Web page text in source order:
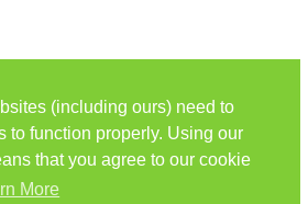
(including ours) need to
to function properly. Using our
that you agree to our cookie
More